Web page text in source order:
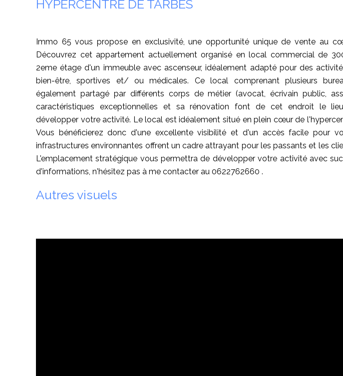
HYPERCENTRE DE TARBES
Immo 65 vous propose en exclusivité, une opportunité unique de vente au
Découvrez cet appartement actuellement organisé en local commercial de
2eme étage d'un immeuble avec ascenseur, idéalement adapté pour des
bien-être, sportives et/ ou médicales. Ce local comprenant plusieurs
également partagé par différents corps de métier (avocat, écrivain public,
caractéristiques exceptionnelles et sa rénovation font de cet endroit le
développer votre activité. Le local est idéalement situé en plein cœur de
Vous bénéficierez donc d'une excellente visibilité et d'un accès facile pour
infrastructures environnantes offrent un cadre attrayant pour les passants et les
L'emplacement stratégique vous permettra de développer votre activité avec
d'informations, n'hésitez pas à me contacter au 0622762660 .
Autres visuels